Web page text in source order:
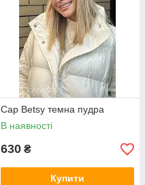
Cap Betsy темна пудра
В наявності
630 ₴
Купити